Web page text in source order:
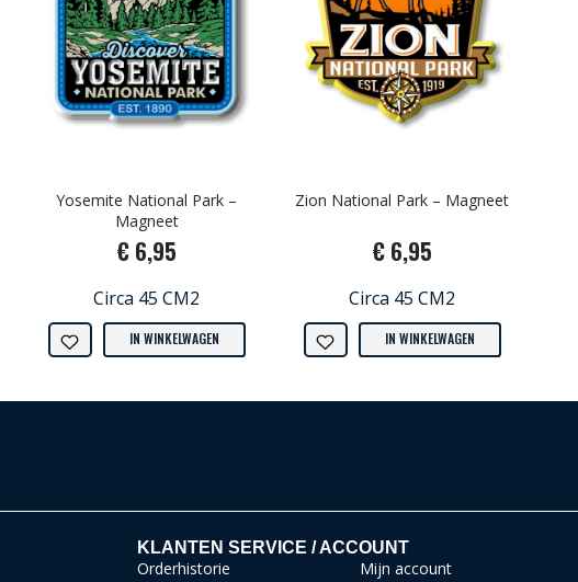
Yosemite National Park –
Magneet
€ 6,95
Circa 45 CM2
IN WINKELWAGEN
Zion National Park – Magneet
€ 6,95
Circa 45 CM2
IN WINKELWAGEN
KLANTEN SERVICE / ACCOUNT
Orderhistorie Mijn account